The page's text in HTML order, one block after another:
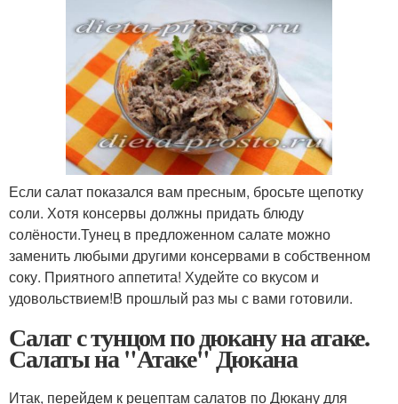
Если салат показался вам пресным, бросьте щепотку
соли. Хотя консервы должны придать блюду
солёности.Тунец в предложенном салате можно
заменить любыми другими консервами в собственном
соку. Приятного аппетита! Худейте со вкусом и
удовольствием!В прошлый раз мы с вами готовили.
Салат с тунцом по дюкану на атаке.
Салаты на "Атаке" Дюкана
Итак, перейдем к рецептам салатов по Дюкану для